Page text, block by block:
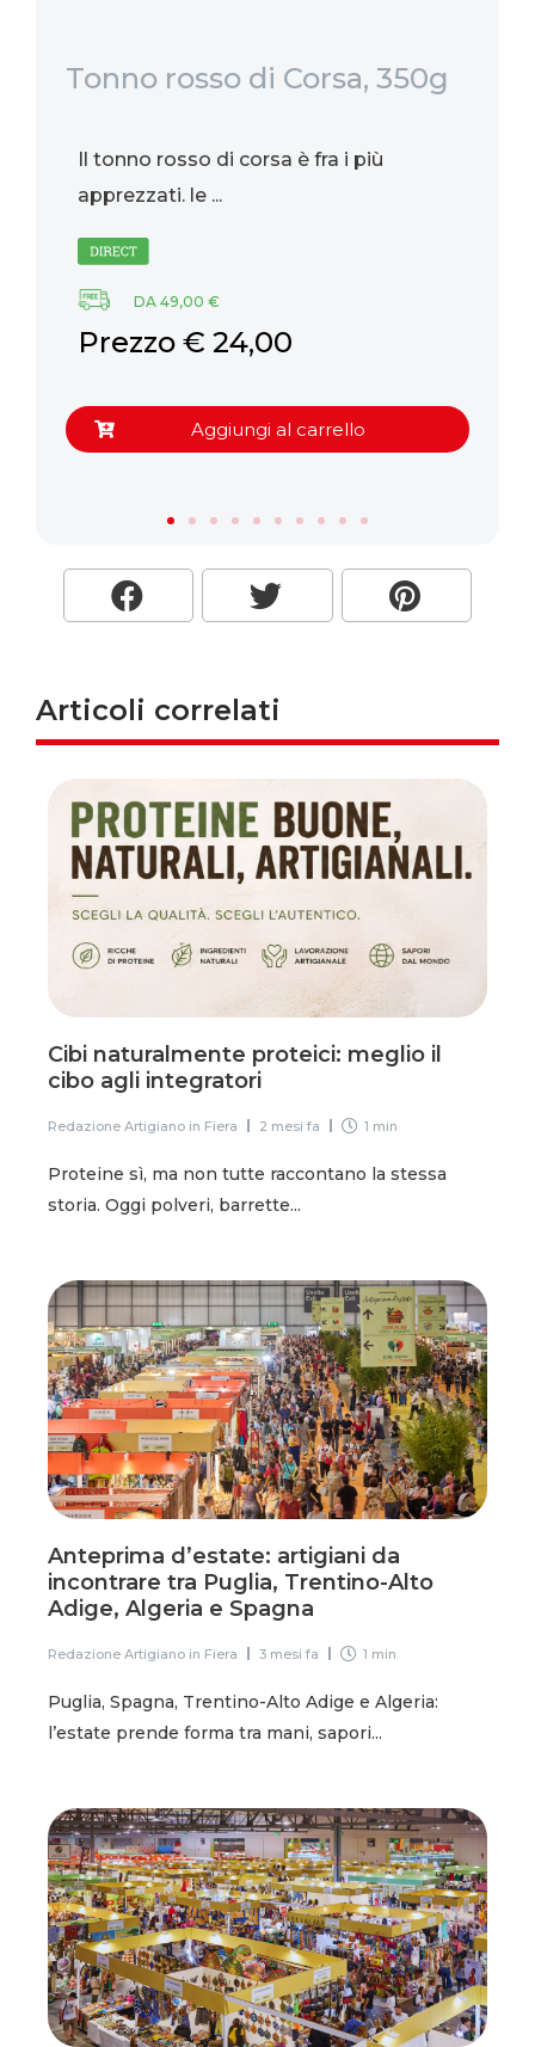
Tonno rosso di Corsa, 350g
Il tonno rosso di corsa è fra i più
apprezzati. le ...
DA 49,00 €
Prezzo € 24,00
Aggiungi al carrello
Articoli correlati
Cibi naturalmente proteici: meglio il
cibo agli integratori
Redazione Artigiano in Fiera 2 mesi fa 1 min
Proteine sì, ma non tutte raccontano la stessa
storia. Oggi polveri, barrette...
Anteprima d’estate: artigiani da
incontrare tra Puglia, Trentino-Alto
Adige, Algeria e Spagna
Redazione Artigiano in Fiera 3 mesi fa 1 min
Puglia, Spagna, Trentino-Alto Adige e Algeria:
l’estate prende forma tra mani, sapori...